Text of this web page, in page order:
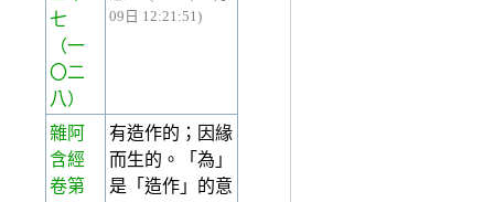
七
（一
〇二
八）
09日 12:21:51)
雜阿
含經
卷第
有造作的；因緣
而生的。「為」
是「造作」的意